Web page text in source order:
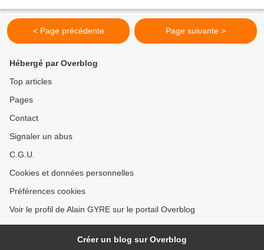
< Page précédente Page suivante >
Hébergé par Overblog
Top articles
Pages
Contact
Signaler un abus
C.G.U.
Cookies et données personnelles
Préférences cookies
Voir le profil de Alain GYRE sur le portail Overblog
Créer un blog sur Overblog